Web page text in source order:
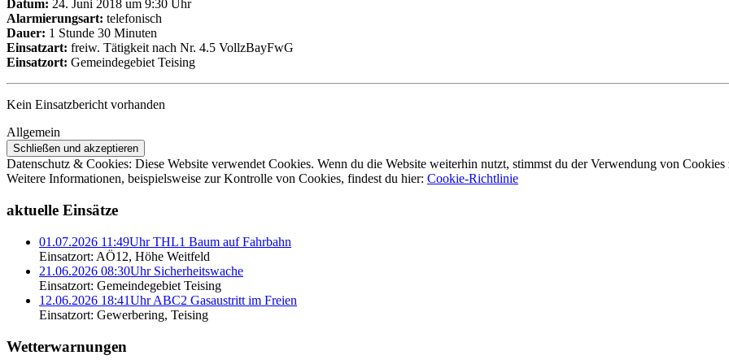
Datum: 24. Juni 2018 um 9:30 Uhr
Alarmierungsart: telefonisch
Dauer: 1 Stunde 30 Minuten
Einsatzart: freiw. Tätigkeit nach Nr. 4.5 VollzBayFwG
Einsatzort: Gemeindegebiet Teising
Kein Einsatzbericht vorhanden
Allgemein
Datenschutz & Cookies: Diese Website verwendet Cookies. Wenn du die Website weiterhin nutzt, stimmst du der Verwendung von Cookies
Weitere Informationen, beispielsweise zur Kontrolle von Cookies, findest du hier: Cookie-Richtlinie
aktuelle Einsätze
01.07.2026 11:49Uhr THL1 Baum auf Fahrbahn
Einsatzort: AÖ12, Höhe Weitfeld
21.06.2026 08:30Uhr Sicherheitswache
Einsatzort: Gemeindegebiet Teising
12.06.2026 18:41Uhr ABC2 Gasaustritt im Freien
Einsatzort: Gewerbering, Teising
Wetterwarnungen